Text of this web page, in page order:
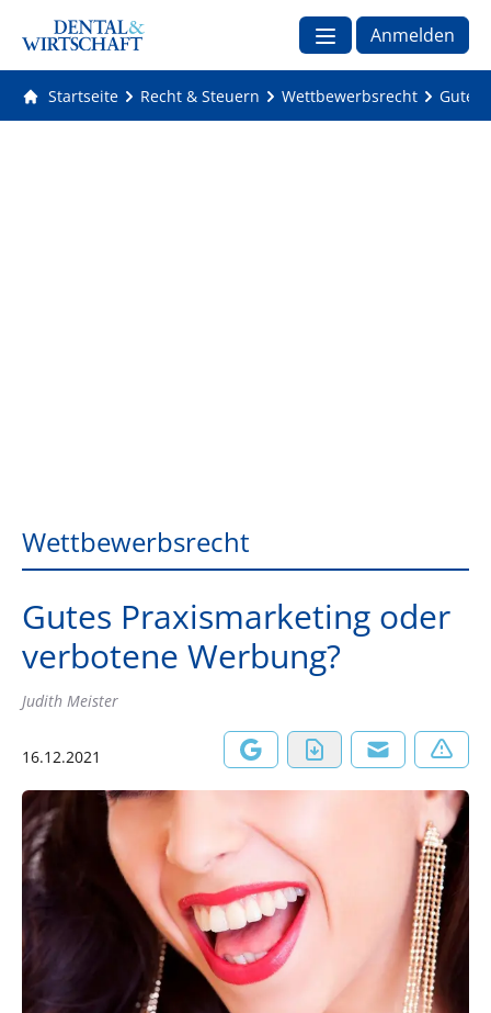
Anmelden
Startseite Recht & Steuern Wettbewerbsrecht Gutes
Wettbewerbsrecht
Gutes Praxismarketing oder
verbotene Werbung?
Judith Meister
16.12.2021